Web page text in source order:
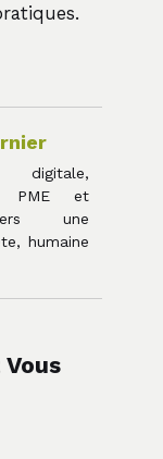
PME et
une
humaine